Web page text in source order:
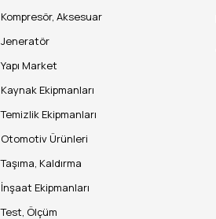
Kompresör, Aksesuar
Jeneratör
Yapı Market
Kaynak Ekipmanları
Temizlik Ekipmanları
Otomotiv Ürünleri
Taşıma, Kaldırma
İnşaat Ekipmanları
Test, Ölçüm